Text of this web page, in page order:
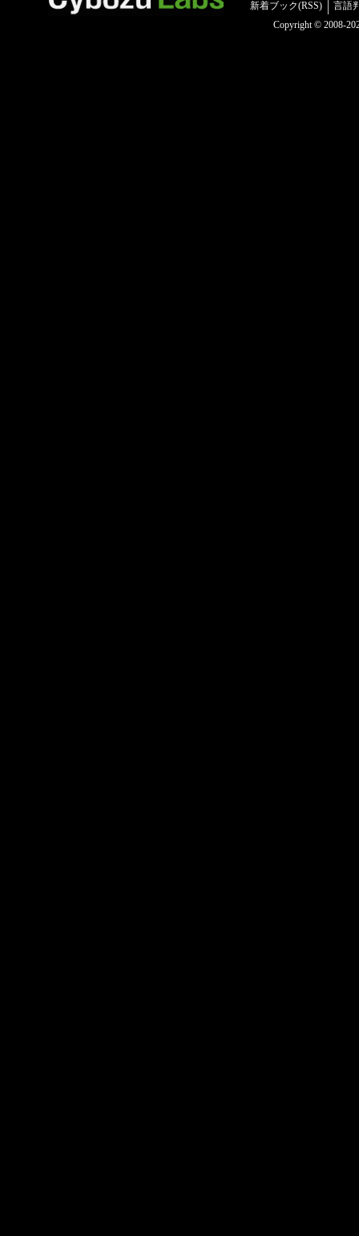
新着ブック(RSS)
言語
Copyright © 2008-